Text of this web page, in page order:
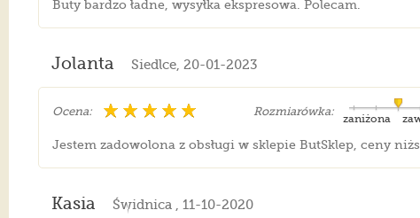
Buty bardzo ładne, wysyłka ekspresowa. Polecam.
Jolanta Siedlce, 20-01-2023
Ocena: Rozmiarówka:
zaniżona
Jestem zadowolona z obsługi w sklepie ButSklep, ceny
Kasia Świdnica , 11-10-2020